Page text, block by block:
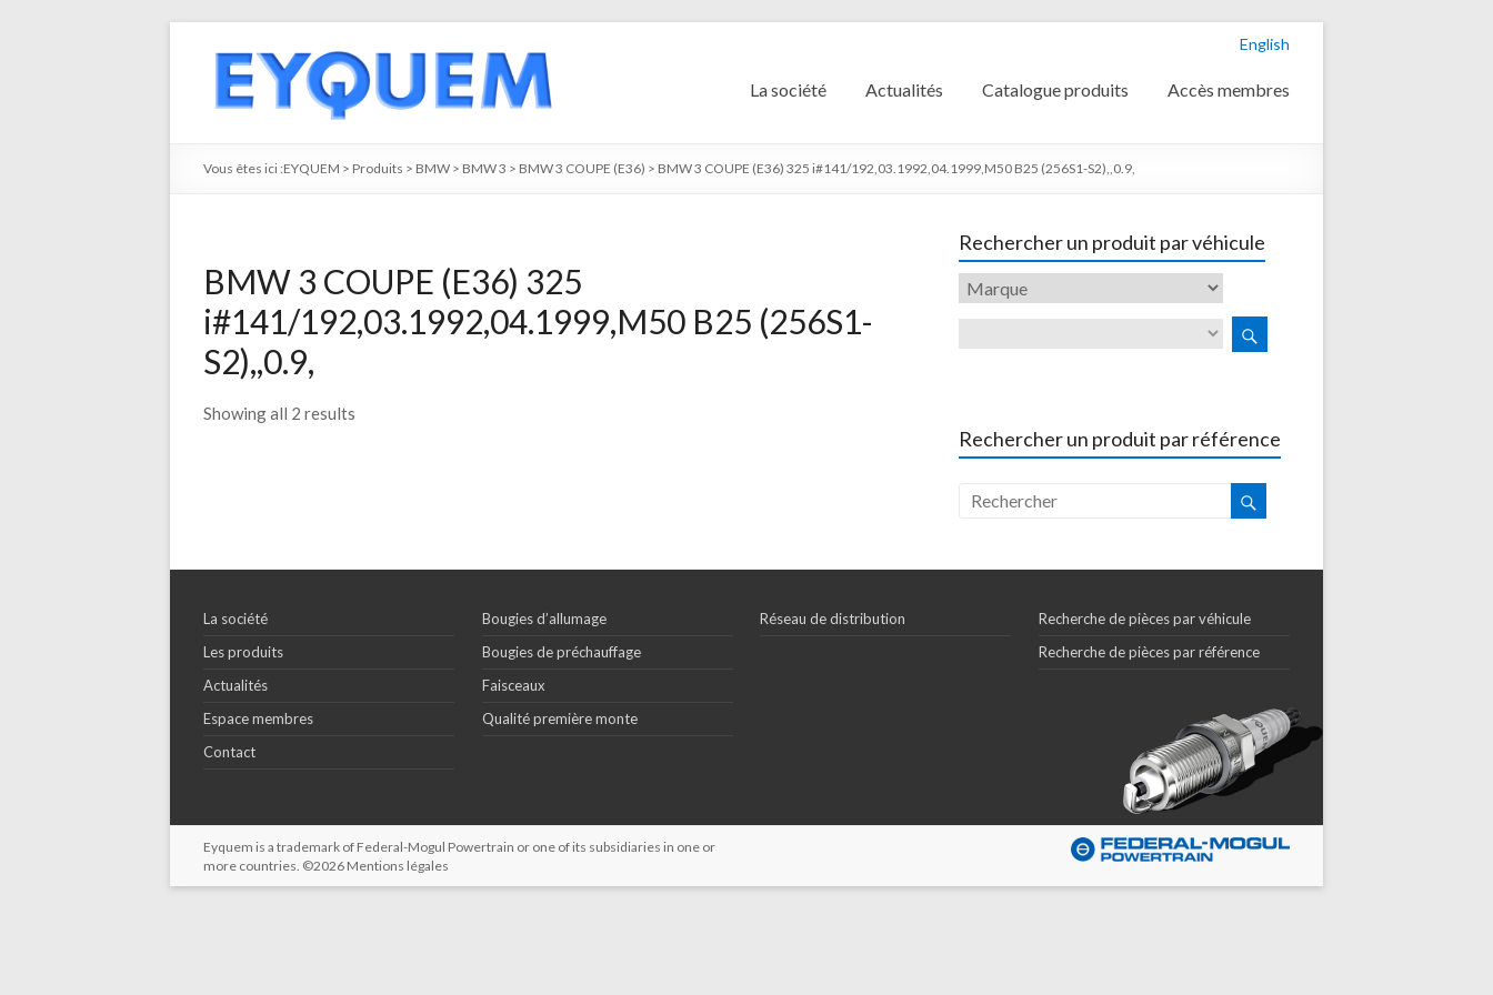
English
La société Actualités Catalogue produits Accès membres
Vous êtes ici :EYQUEM > Produits > BMW > BMW 3 > BMW 3 COUPE (E36) > BMW 3 COUPE (E36) 325 i#141/192,03.1992,04.1999,M50 B25 (256S1-S2),,0.9,
BMW 3 COUPE (E36) 325
i#141/192,03.1992,04.1999,M50 B25 (256S1-
S2),,0.9,
Showing all 2 results
Rechercher un produit par véhicule
Rechercher un produit par référence
La société
Les produits
Actualités
Espace membres
Contact
Bougies d’allumage
Bougies de préchauffage
Faisceaux
Qualité première monte
Réseau de distribution
Recherche de pièces par véhicule
Recherche de pièces par référence
Eyquem is a trademark of Federal-Mogul Powertrain or one of its subsidiaries in one or
more countries. ©2026 Mentions légales